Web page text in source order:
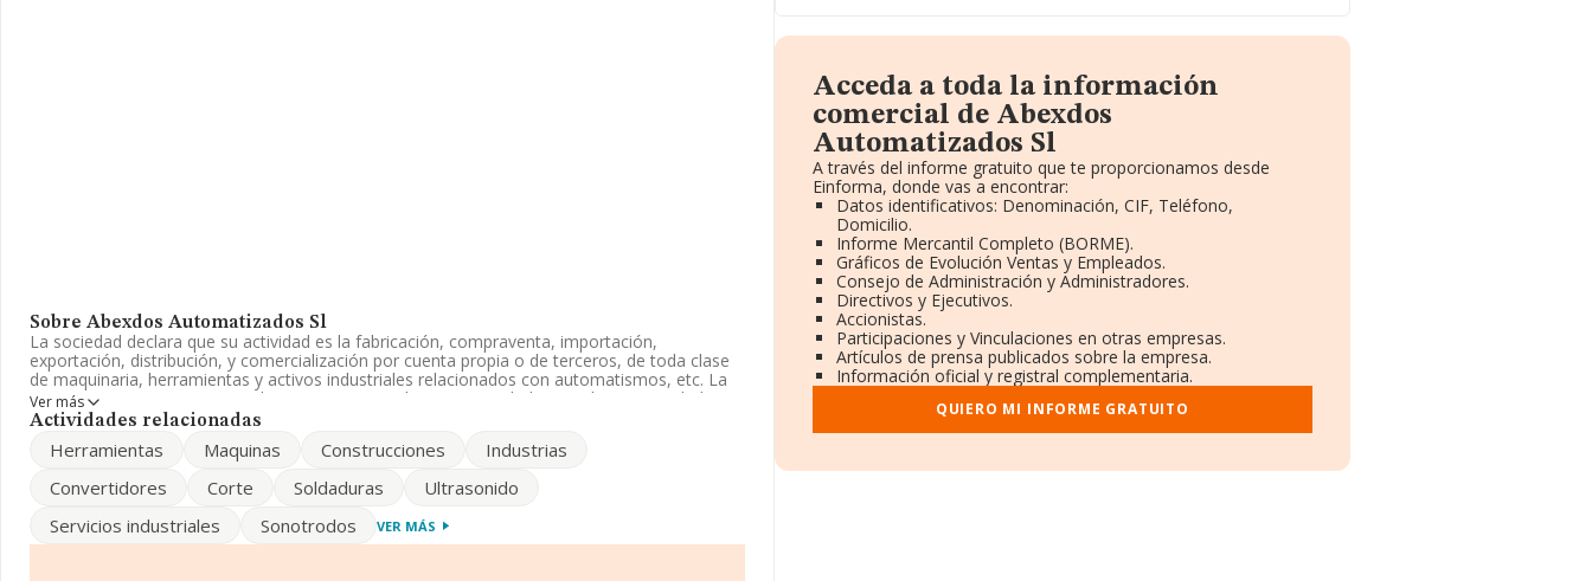
Sobre Abexdos Automatizados Sl
La sociedad declara que su actividad es la fabricación, compraventa, importación,
exportación, distribución, y comercialización por cuenta propia o de terceros, de toda clase
de maquinaria, herramientas y activos industriales relacionados con automatismos, etc. La
empresa aparece inscrita en el Registro Mercantil como Sociedad Limitada. Su actividad
CNAE es 'Intermediarios del comercio de materias primas agrarias, animales vivos, materias
en mercados exteriores.
Ha contado con el mismo número de empleados y según las cifras existentes en la base de
Para comunicarse con sus oficinas, el número de teléfono es 936661525 y su página web es
Ver más
Actividades relacionadas
Herramientas Maquinas Construcciones
Industrias
Convertidores
Corte Soldaduras
Ultrasonido
Servicios industriales
Sonotrodos VER MÁS
Acceda a toda la información
comercial de Abexdos
Automatizados Sl
A través del informe gratuito que te proporcionamos desde
Einforma, donde vas a encontrar:
Datos identificativos: Denominación, CIF, Teléfono,
Domicilio.
Informe Mercantil Completo (BORME).
Gráficos de Evolución Ventas y Empleados.
Consejo de Administración y Administradores.
Directivos y Ejecutivos.
Accionistas.
Participaciones y Vinculaciones en otras empresas.
Artículos de prensa publicados sobre la empresa.
Información oficial y registral complementaria.
QUIERO MI INFORME GRATUITO